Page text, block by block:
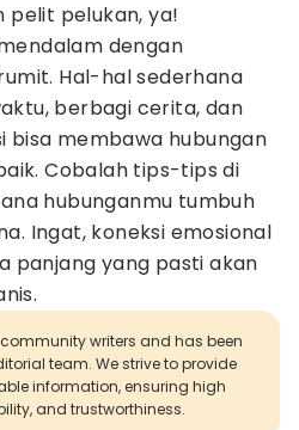
pelit pelukan, ya!
dengan
Hal-hal sederhana
berbagi cerita, dan
bisa membawa hubungan
Cobalah tips-tips di
hubunganmu tumbuh
Ingat, koneksi emosional
panjang yang pasti akan
writers and has been
team. We strive to provide
information, ensuring high
and trustworthiness.